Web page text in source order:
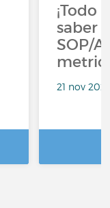
¡Todo
saber
SOP/
21 nov